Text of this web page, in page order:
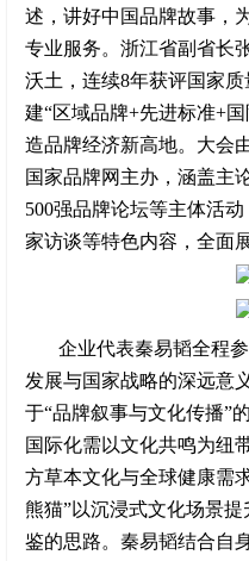
述，讲好中国品牌故事，
专业服务。浙江省副省长
沃土，连续8年获评国家
建“区域品牌+先进标准+
造品牌经济新高地。大会
国家品牌网主办，涵盖主
500强品牌论坛等主体活
家访谈等特色内容，全面
企业代表秦易韬全程
发展与国家战略的深远意
于“品牌叙事与文化传播”
国际化需以文化共鸣为纽
方草本文化与全球健康需
熊猫”以沉浸式文化场景
鉴的思路。秦易韬结合自